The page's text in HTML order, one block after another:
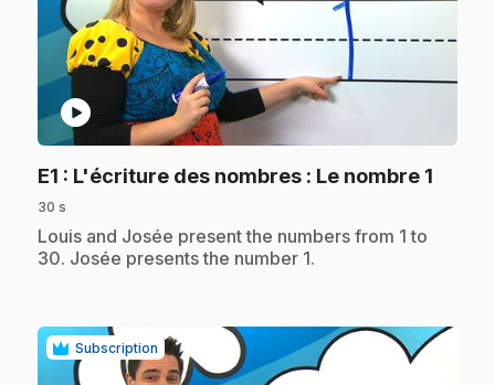
play_circle
E1 : L'écriture des nombres : Le nombre 1
30 s
.Louis and Josée present the numbers from 1 to
30. Josée presents the number 1.
Subscription